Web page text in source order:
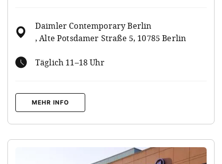
Daimler Contemporary Berlin
, Alte Potsdamer Straße 5, 10785 Berlin
Täglich 11–18 Uhr
MEHR INFO